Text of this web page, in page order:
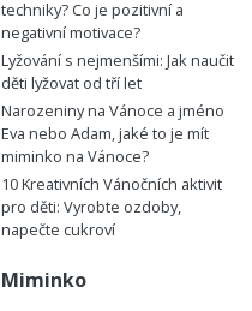
techniky? Co je pozitivní a
negativní motivace?
Lyžování s nejmenšími: Jak naučit
děti lyžovat od tří let
Narozeniny na Vánoce a jméno
Eva nebo Adam, jaké to je mít
miminko na Vánoce?
10 Kreativních Vánočních aktivit
pro děti: Vyrobte ozdoby,
napečte cukroví
Miminko